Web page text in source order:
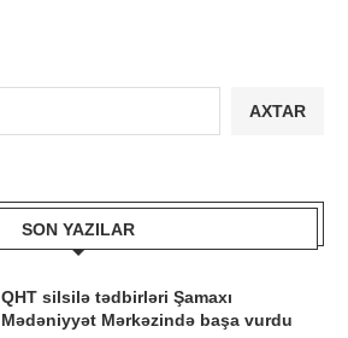
AXTAR
SON YAZILAR
QHT silsilə tədbirləri Şamaxı
Mədəniyyət Mərkəzində başa vurdu